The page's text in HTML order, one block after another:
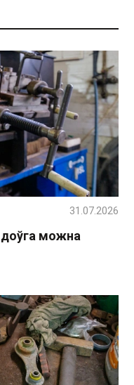
доўга можна
31.07.2026